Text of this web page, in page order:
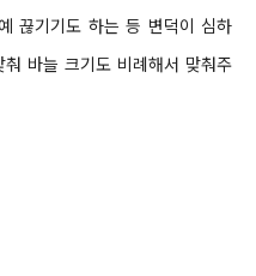
끊기기도 하는 등 변덕이 심하
바늘 크기도 비례해서 맞춰주